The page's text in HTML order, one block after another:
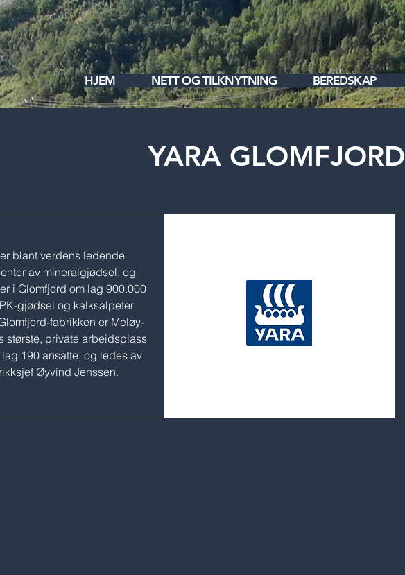
HJEM NETT OG TILKNYTNING BEREDSKAP
YARA GLOMFJORD
blant verdens ledende
av mineralgjødsel, og
i Glomfjord om lag 900.000
gjødsel og kalksalpeter
fabrikken er Meløy-
største, private arbeidsplass
190 ansatte, og ledes av
Øyvind Jenssen.